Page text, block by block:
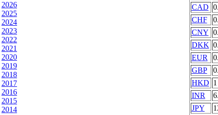
2026
2025
2024
2023
2022
2021
2020
2019
2018
2017
2016
2015
2014
CAD
CHF
CNY
DKK
EUR
GBP
HKD 1
INR
JPY